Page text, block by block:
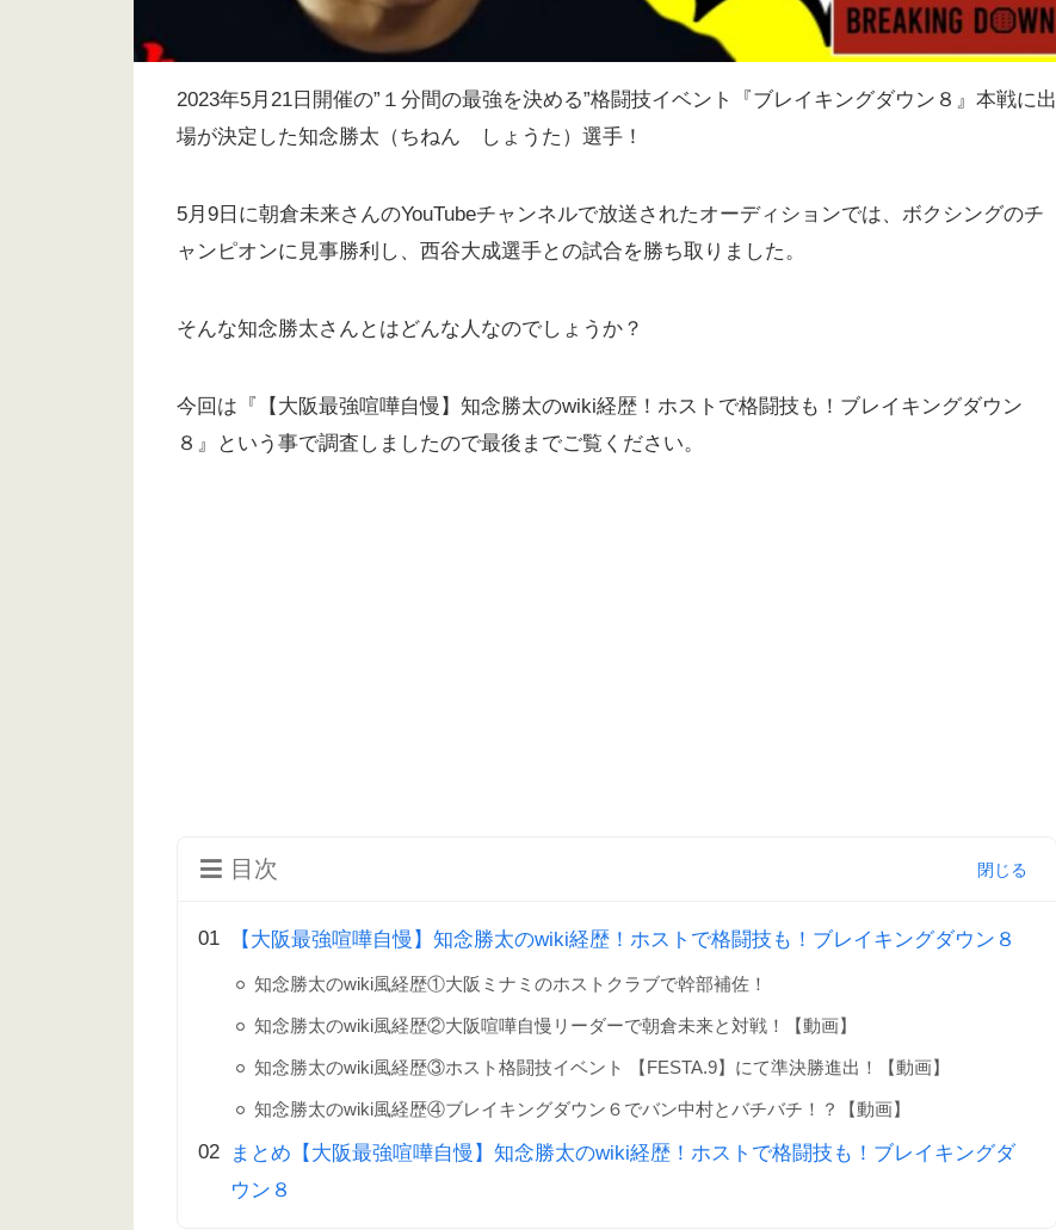
2023年5月21日開催の”１分間の最強を決める”格闘技イベント『ブレイキングダウン８』本戦に出
場が決定した知念勝太（ちねん しょうた）選手！
5月9日に朝倉未来さんのYouTubeチャンネルで放送されたオーディションでは、ボクシングのチ
ャンピオンに見事勝利し、西谷大成選手との試合を勝ち取りました。
そんな知念勝太さんとはどんな人なのでしょうか？
今回は『【大阪最強喧嘩自慢】知念勝太のwiki経歴！ホストで格闘技も！ブレイキングダウン
８』という事で調査しましたので最後までご覧ください。
目次
【大阪最強喧嘩自慢】知念勝太のwiki経歴！ホストで格闘技も！ブレイキングダウン８
知念勝太のwiki風経歴①大阪ミナミのホストクラブで幹部補佐！
知念勝太のwiki風経歴②大阪喧嘩自慢リーダーで朝倉未来と対戦！【動画】
知念勝太のwiki風経歴③ホスト格闘技イベント 【FESTA.9】にて準決勝進出！【動画】
知念勝太のwiki風経歴④ブレイキングダウン６でバン中村とバチバチ！？【動画】
まとめ【大阪最強喧嘩自慢】知念勝太のwiki経歴！ホストで格闘技も！ブレイキングダ
ウン８